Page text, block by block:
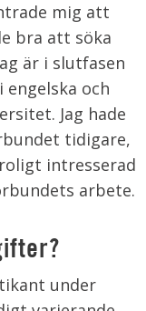
mig att
bra att söka
är i slutfasen
och
Jag hade
tidigare,
intresserad
arbete.
under